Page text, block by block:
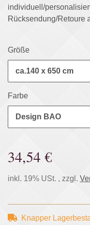
individuell/
Rücksendung/Retoure
Größe
ca.140 x 650 cm
Farbe
Design BAO
34,54 €
inkl. 19% USt. , zzgl.
Knapper